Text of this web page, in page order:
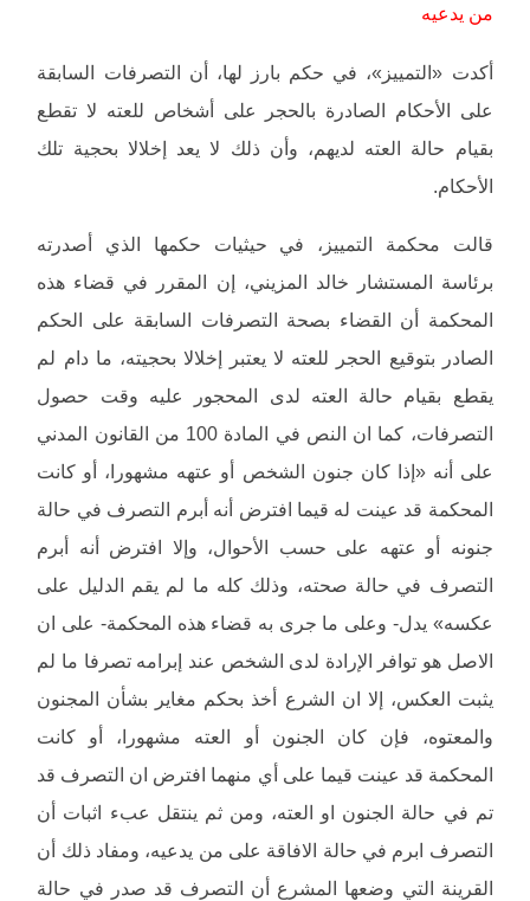
من يدعيه
أكدت «التمييز»، في حكم بارز لها، أن التصرفات السابقة
على الأحكام الصادرة بالحجر على أشخاص للعته لا تقطع
بقيام حالة العته لديهم، وأن ذلك لا يعد إخلالا بحجية تلك
الأحكام.
قالت محكمة التمييز، في حيثيات حكمها الذي أصدرته
برئاسة المستشار خالد المزيني، إن المقرر في قضاء هذه
المحكمة أن القضاء بصحة التصرفات السابقة على الحكم
الصادر بتوقيع الحجر للعته لا يعتبر إخلالا بحجيته، ما دام لم
يقطع بقيام حالة العته لدى المحجور عليه وقت حصول
التصرفات، كما ان النص في المادة 100 من القانون المدني
على أنه «إذا كان جنون الشخص أو عتهه مشهورا، أو كانت
المحكمة قد عينت له قيما افترض أنه أبرم التصرف في حالة
جنونه أو عتهه على حسب الأحوال، وإلا افترض أنه أبرم
التصرف في حالة صحته، وذلك كله ما لم يقم الدليل على
عكسه» يدل- وعلى ما جرى به قضاء هذه المحكمة- على ان
الاصل هو توافر الإرادة لدى الشخص عند إبرامه تصرفا ما لم
يثبت العكس، إلا ان الشرع أخذ بحكم مغاير بشأن المجنون
والمعتوه، فإن كان الجنون أو العته مشهورا، أو كانت
المحكمة قد عينت قيما على أي منهما افترض ان التصرف قد
تم في حالة الجنون او العته، ومن ثم ينتقل عبء اثبات أن
التصرف ابرم في حالة الافاقة على من يدعيه، ومفاد ذلك أن
القرينة التي وضعها المشرع أن التصرف قد صدر في حالة